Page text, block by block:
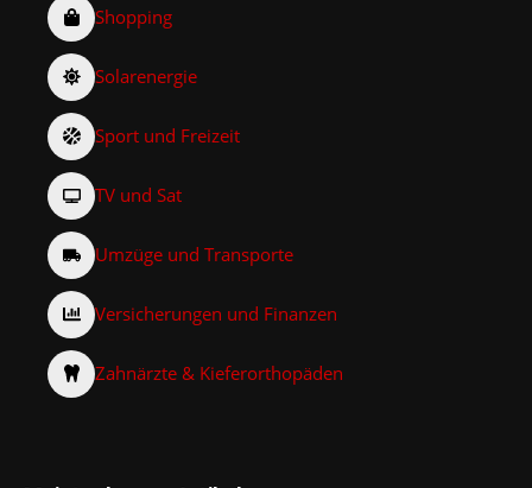
Shopping
Solarenergie
Sport und Freizeit
TV und Sat
Umzüge und Transporte
Versicherungen und Finanzen
Zahnärzte & Kieferorthopäden